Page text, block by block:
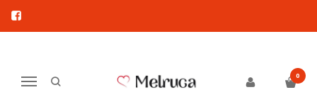
Navigacija
0
Pagrindinis
Komplektukas vardinis "Peliukas Mikis" su termo spauda
KOMPLEKTUKAS VARDINIS
"PELIUKAS MIKIS" SU TERMO